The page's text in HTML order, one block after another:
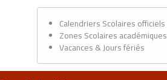
Calendriers Scolaires officiels
Zones Scolaires académiques
Vacances & Jours fériés